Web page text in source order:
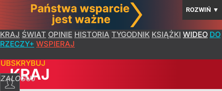
ROZWIŃ ▼
KRAJ ŚWIAT OPINIE HISTORIA TYGODNIK KSIĄŻKI WIDEO DO
RZECZY+ WSPIERAJ
ZALOGUJ
KRAJ